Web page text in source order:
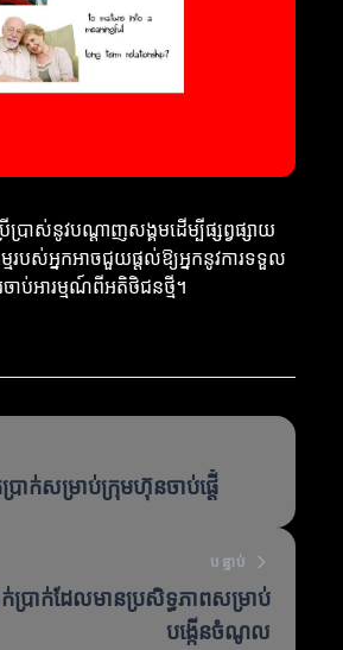
រាស់នូវបណ្ដាញសង្គមដើម្បីផ្សព្វផ្សាយ
បស់អ្នកអាចជួយផ្ដល់ឱ្យអ្នកនូវការទទួល
ចាប់អារម្មណ៍ពីអតិថិជនថ្មី។
រាក់សម្រាប់ក្រុមហ៊ុនចាប់ផ្តើំ
បន្ទាប់
ក់ប្រាក់ដែលមានប្រសិទ្ធភាពសម្រាប់
បង្កើនចំណូល